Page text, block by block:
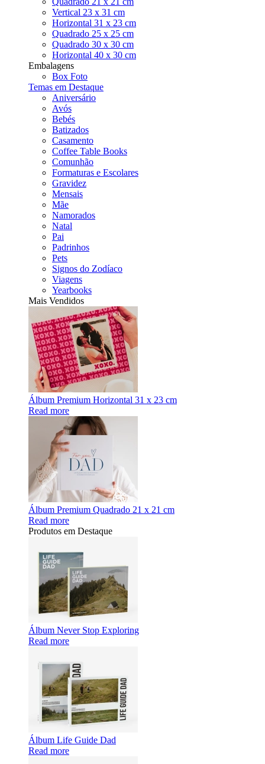
Vertical 23 x 31 cm
Horizontal 31 x 23 cm
Quadrado 25 x 25 cm
Quadrado 30 x 30 cm
Horizontal 40 x 30 cm
Embalagens
Box Foto
Temas em Destaque
Aniversário
Avós
Bebés
Batizados
Casamento
Coffee Table Books
Comunhão
Formaturas e Escolares
Gravidez
Mensais
Mãe
Namorados
Natal
Pai
Padrinhos
Pets
Signos do Zodíaco
Viagens
Yearbooks
Mais Vendidos
Álbum Premium Horizontal 31 x 23 cm
Read more
Álbum Premium Quadrado 21 x 21 cm
Read more
Produtos em Destaque
Álbum Never Stop Exploring
Read more
Álbum Life Guide Dad
Read more